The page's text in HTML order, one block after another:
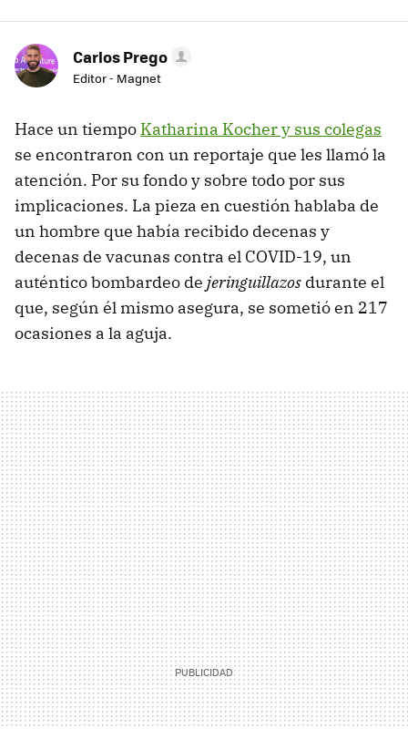
Carlos Prego
Editor - Magnet
Hace un tiempo Katharina Kocher y sus colegas
se encontraron con un reportaje que les llamó la
atención. Por su fondo y sobre todo por sus
implicaciones. La pieza en cuestión hablaba de
un hombre que había recibido decenas y
decenas de vacunas contra el COVID-19, un
auténtico bombardeo de jeringuillazos durante el
que, según él mismo asegura, se sometió en 217
ocasiones a la aguja.